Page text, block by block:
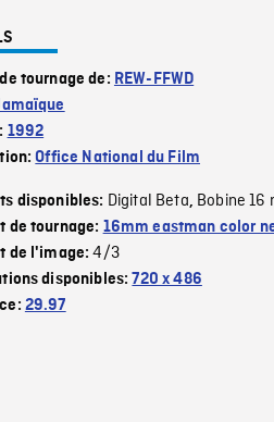
tournage de: REW-FFWD
1992
Office National du Film
disponibles: Digital Beta, Bobine 16
de tournage: 16mm eastman color
de l'image:4/3
disponibles:720 x 486
29.97